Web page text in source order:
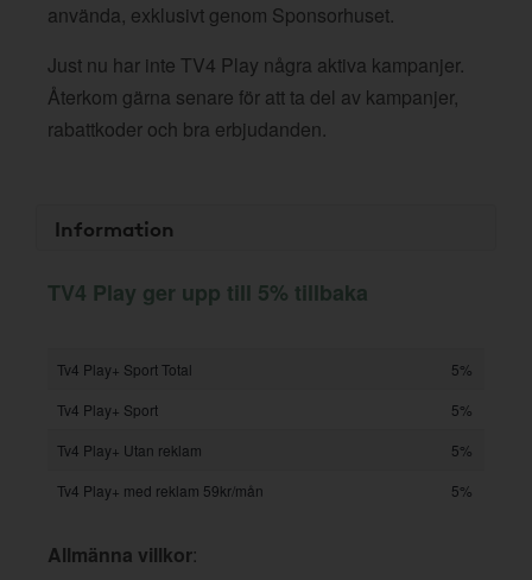
använda, exklusivt genom Sponsorhuset.
Just nu har inte TV4 Play några aktiva kampanjer.
Återkom gärna senare för att ta del av kampanjer,
rabattkoder och bra erbjudanden.
Information
TV4 Play ger upp till 5% tillbaka
Tv4 Play+ Sport Total
5%
Tv4 Play+ Sport
5%
Tv4 Play+ Utan reklam
5%
Tv4 Play+ med reklam 59kr/mån
5%
Allmänna villkor: